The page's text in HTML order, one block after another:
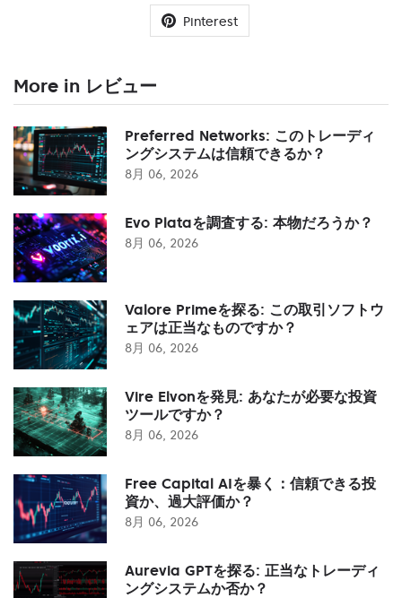
Pinterest
More in レビュー
Preferred Networks: このトレーディ
ングシステムは信頼できるか？
8月 06, 2026
Evo Plataを調査する: 本物だろうか？
8月 06, 2026
Valore Primeを探る: この取引ソフトウ
ェアは正当なものですか？
8月 06, 2026
Vire Elvonを発見: あなたが必要な投資
ツールですか？
8月 06, 2026
Free Capital AIを暴く：信頼できる投
資か、過大評価か？
8月 06, 2026
Aurevia GPTを探る: 正当なトレーディ
ングシステムか否か？